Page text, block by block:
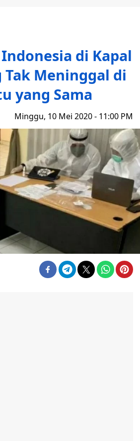
Indonesia di Kapal
Tak Meninggal di
yang Sama
Minggu, 10 Mei 2020 - 11:00 PM